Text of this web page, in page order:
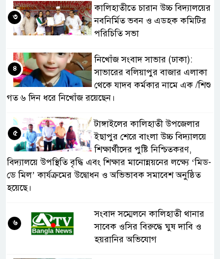
কালিহাতীতে চারান উচ্চ বিদ্যালয়ের
নবনির্মিত ভবন ও এডহক কমিটির
পরিচিতি সভা
৩
নিখোঁজ সংবাদ সাভার (ঢাকা):
সাভারের বলিয়াপুর বাজার এলাকা
থেকে যাদব কর্মকার নামে এক /শিশু
গত ৬ দিন ধরে নিখোঁজ রয়েছেন।
৪
টাঙ্গাইলের কালিহাতী উপজেলার
ইছাপুর শেরে বাংলা উচ্চ বিদ্যালয়ে
শিক্ষার্থীদের পুষ্টি নিশ্চিতকরণ,
বিদ্যালয়ে উপস্থিতি বৃদ্ধি এবং শিক্ষার মানোন্নয়নের লক্ষ্যে ‘মিড-
ডে মিল’ কার্যক্রমের উদ্বোধন ও অভিভাবক সমাবেশ অনুষ্ঠিত
হয়েছে।
৫
সংবাদ সম্মেলনে কালিহাতী থানার
সাবেক ওসির বিরুদ্ধে ঘুষ দাবি ও
হয়রানির অভিযোগ
৬